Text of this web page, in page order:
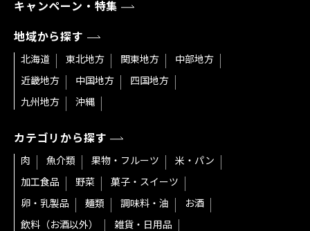
キャンペーン・特集
地域から探す
北海道 東北地方 関東地方
中部地方
近畿地方
中国地方
四国地方
九州地方
沖縄
カテゴリから探す
肉 魚介類 果物・フルーツ
米・パン
加工食品
野菜
菓子・スイーツ
卵・乳製品
麺類 調味料・油
お酒
飲料（お酒以外）
雑貨・日用品